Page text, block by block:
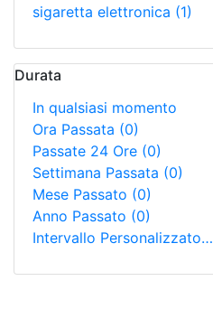
sigaretta elettronica (1)
Durata
In qualsiasi momento
Ora Passata (0)
Passate 24 Ore (0)
Settimana Passata (0)
Mese Passato (0)
Anno Passato (0)
Intervallo Personalizzato…